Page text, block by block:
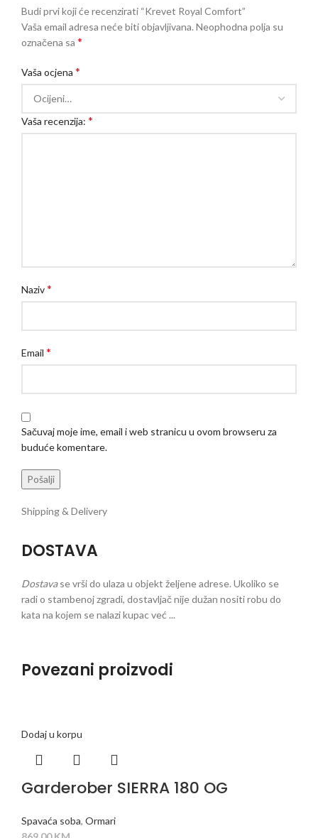
Budi prvi koji će recenzirati “Krevet Royal Comfort”
Vaša email adresa neće biti objavljivana.Neophodna polja su
označena sa *
Vaša ocjena *
Vaša recenzija: *
Naziv*
Email *
Sačuvaj moje ime, email i web stranicu u ovom browseru za
buduće komentare.
Shipping & Delivery
DOSTAVA
Dostavase vrši do ulaza u objekt željene adrese. Ukoliko se
radi o stambenoj zgradi, dostavljač nije dužan nositi robu do
kata na kojem se nalazi kupac već ...
Povezani proizvodi
Dodaj u korpu
Garderober SIERRA 180 OG
Spavaća soba, Ormari